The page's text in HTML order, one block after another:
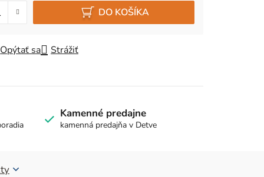
DO KOŠÍKA
Opýtať sa Strážiť
Kamenné predajne
kamenná predajňa v Detve